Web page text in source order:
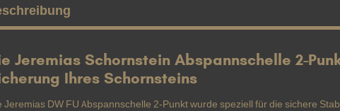
Jeremias Schornstein Abspannschelle 2-
Ihres Schornsteins
Jeremias DW FU Abspannschelle 2-Punkt wurde speziell für die sichere